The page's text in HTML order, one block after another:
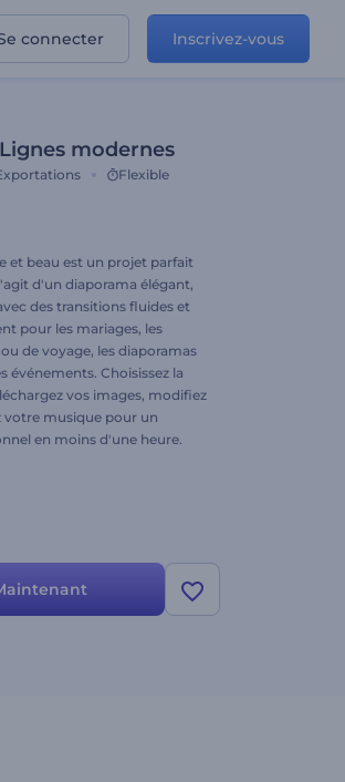
connecter Inscrivez-vous
modernes
Flexible
et beau est un projet parfait
d'un diaporama élégant,
des transitions fluides et
pour les mariages, les
de voyage, les diaporamas
événements. Choisissez la
vos images, modifiez
votre musique pour un
en moins d'une heure.